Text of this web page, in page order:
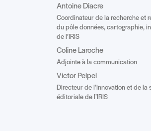
Antoine Diacre
Coordinateur de la recherche et
du pôle données, cartographie,
de l’IRIS
Coline Laroche
Adjointe à la communication
Victor Pelpel
Directeur de l’innovation et de la
éditoriale de l’IRIS